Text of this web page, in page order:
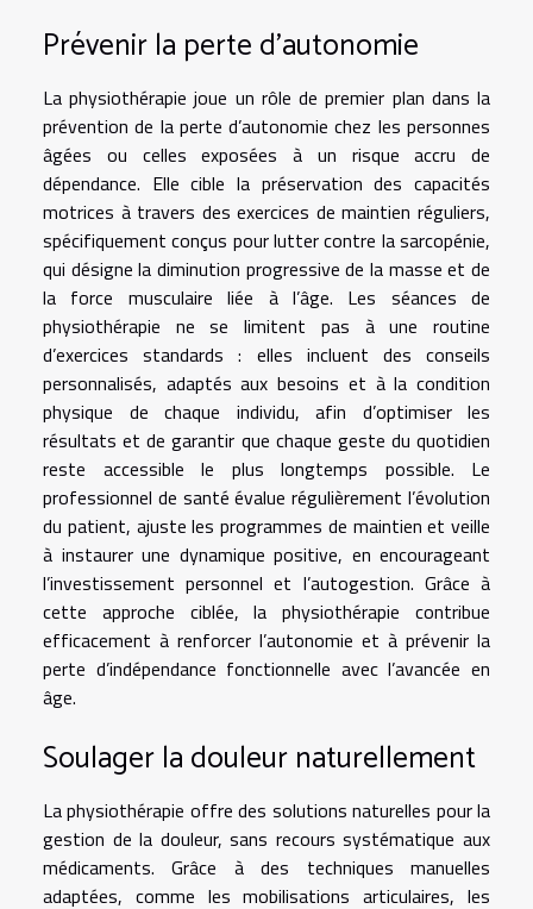
Prévenir la perte d’autonomie
La physiothérapie joue un rôle de premier plan dans la
prévention de la perte d’autonomie chez les personnes
âgées ou celles exposées à un risque accru de
dépendance. Elle cible la préservation des capacités
motrices à travers des exercices de maintien réguliers,
spécifiquement conçus pour lutter contre la sarcopénie,
qui désigne la diminution progressive de la masse et de
la force musculaire liée à l’âge. Les séances de
physiothérapie ne se limitent pas à une routine
d’exercices standards : elles incluent des conseils
personnalisés, adaptés aux besoins et à la condition
physique de chaque individu, afin d’optimiser les
résultats et de garantir que chaque geste du quotidien
reste accessible le plus longtemps possible. Le
professionnel de santé évalue régulièrement l’évolution
du patient, ajuste les programmes de maintien et veille
à instaurer une dynamique positive, en encourageant
l’investissement personnel et l’autogestion. Grâce à
cette approche ciblée, la physiothérapie contribue
efficacement à renforcer l’autonomie et à prévenir la
perte d’indépendance fonctionnelle avec l’avancée en
âge.
Soulager la douleur naturellement
La physiothérapie offre des solutions naturelles pour la
gestion de la douleur, sans recours systématique aux
médicaments. Grâce à des techniques manuelles
adaptées, comme les mobilisations articulaires, les